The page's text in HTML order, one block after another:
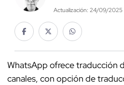
Actualización: 24/09/2025
WhatsApp ofrece traducción
canales, con opción de